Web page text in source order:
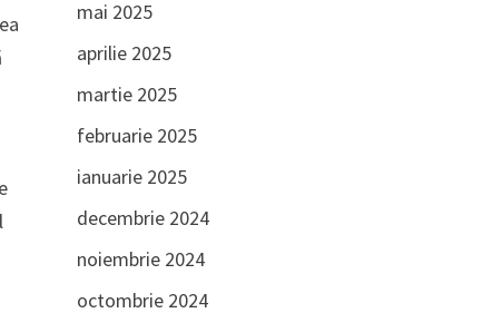
mai 2025
aprilie 2025
martie 2025
februarie 2025
ianuarie 2025
decembrie 2024
noiembrie 2024
octombrie 2024